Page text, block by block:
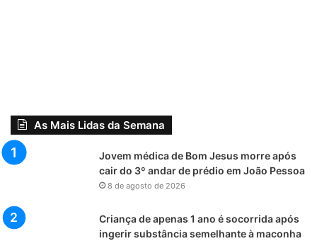
As Mais Lidas da Semana
Jovem médica de Bom Jesus morre após
cair do 3º andar de prédio em João Pessoa
8 de agosto de 2026
Criança de apenas 1 ano é socorrida após
ingerir substância semelhante à maconha